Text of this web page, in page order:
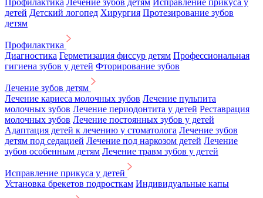
Профилактика Лечение зубов детям Исправление прикуса у
детей Детский логопед Хирургия Протезирование зубов
детям
Профилактика
Диагностика Герметизация фиссур детям Профессиональная
гигиена зубов у детей Фторирование зубов
Лечение зубов детям
Лечение кариеса молочных зубов Лечение пульпита
молочных зубов Лечение периодонтита у детей Реставрация
молочных зубов Лечение постоянных зубов у детей
Адаптация детей к лечению у стоматолога Лечение зубов
детям под седацией Лечение под наркозом детей Лечение
зубов особенным детям Лечение травм зубов у детей
Исправление прикуса у детей
Установка брекетов подросткам Индивидуальные капы